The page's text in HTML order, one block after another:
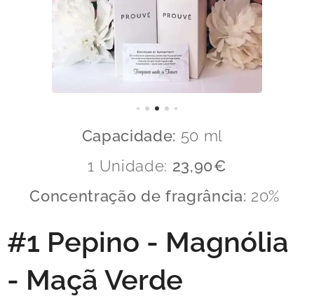
Capacidade: 50 ml
1 Unidade: 23,90€
Concentração de fragrância: 20%
#1 Pepino - Magnólia
- Maçã Verde